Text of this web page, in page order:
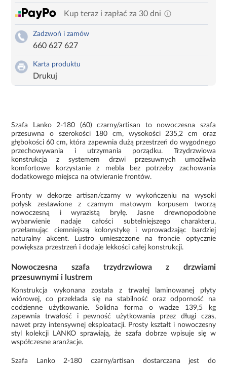
Kup teraz i zapłać za 30 dni
Zadzwoń i zamów
660 627 627
Karta produktu
Drukuj
Szafa Lanko 2-180 (60) czarny/artisan to nowoczesna szafa
przesuwna o szerokości 180 cm, wysokości 235,2 cm oraz
głębokości 60 cm, która zapewnia dużą przestrzeń do wygodnego
przechowywania i utrzymania porządku. Trzydrzwiowa
konstrukcja z systemem drzwi przesuwnych umożliwia
komfortowe korzystanie z mebla bez potrzeby zachowania
dodatkowego miejsca na otwieranie frontów.
Fronty w dekorze artisan/czarny w wykończeniu na wysoki
połysk zestawione z czarnym matowym korpusem tworzą
nowoczesną i wyrazistą bryłę. Jasne drewnopodobne
wybarwienie nadaje całości subtelniejszego charakteru,
przełamując ciemniejszą kolorystykę i wprowadzając bardziej
naturalny akcent. Lustro umieszczone na froncie optycznie
powiększa przestrzeń i dodaje lekkości całej konstrukcji.
Nowoczesna szafa trzydrzwiowa z drzwiami
przesuwnymi i lustrem
Konstrukcja wykonana została z trwałej laminowanej płyty
wiórowej, co przekłada się na stabilność oraz odporność na
codzienne użytkowanie. Solidna forma o wadze 139,5 kg
zapewnia trwałość i pewność użytkowania przez długi czas,
nawet przy intensywnej eksploatacji. Prosty kształt i nowoczesny
styl kolekcji LANKO sprawiają, że szafa dobrze wpisuje się w
współczesne aranżacje.
Szafa Lanko 2-180 czarny/artisan dostarczana jest do